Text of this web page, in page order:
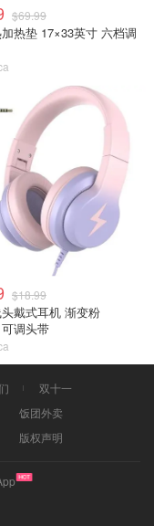
$69.99
热垫 17×33英寸 六档调
$18.99
戴式耳机 渐变粉
调头带
双十一
饭团外卖
版权声明